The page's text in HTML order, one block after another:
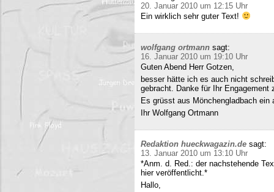
20. Januar 2010 um 12:15 Uhr
Ein wirklich sehr guter Text!
wolfgang ortmann sagt:
16. Januar 2010 um 19:10 Uhr
Guten Abend Herr Gotzen,
besser hätte ich es auch nicht
gebracht. Danke für Ihr Engagement
Es grüsst aus Mönchengladbach ein
Ihr Wolfgang Ortmann
Redaktion hueckwagazin.de sagt:
13. Januar 2010 um 13:10 Uhr
*Anm. d. Red.: der nachstehende
hier veröffentlicht.*
Hallo,